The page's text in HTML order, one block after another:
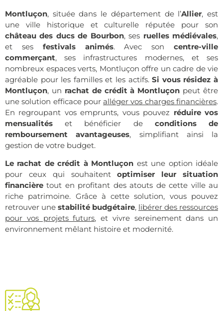
Montluçon, située dans le département de l’Allier, est
une ville historique et culturelle réputée pour son
château des ducs de Bourbon, ses ruelles médiévales,
et ses festivals animés. Avec soncentre-ville
commerçant, ses infrastructures modernes, et ses
nombreux espaces verts, Montluçon offre un cadre de vie
agréable pour les familles et les actifs.Si vous résidez à
Montluçon, un rachat de crédit à Montluçon peut être
une solution efficace pouralléger vos charges financières.
En regroupant vos emprunts, vous pouvez réduire vos
mensualités et bénéficier de conditions de
remboursement avantageuses, simplifiant ainsi la
gestion de votre budget.
Le rachat de crédit à Montluçon est une option idéale
pour ceux qui souhaitentoptimiser leur situation
financière tout en profitant des atouts de cette ville au
riche patrimoine. Grâce à cette solution, vous pouvez
retrouver une stabilité budgétaire, libérer des ressources
pour vos projets futurs, et vivre sereinement dans un
environnement mêlant histoire et modernité.